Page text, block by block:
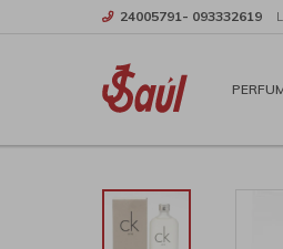
24005791- 093332619